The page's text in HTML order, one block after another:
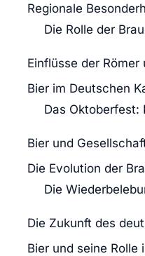
Regionale
Die Rolle der
Einflüsse der Römer
Bier im Deutschen
Das Oktoberfest:
Bier und
Die Evolution der
Die
Die Zukunft des
Bier und seine Rolle